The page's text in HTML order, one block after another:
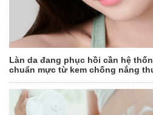
Làn da đang phục hồi cần hệ
chuẩn mực từ kem chống nắng